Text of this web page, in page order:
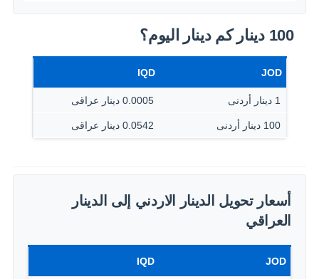
100 دينار كم دينار اليوم؟
JOD
IQD
1 دينار أردنى 0.0005 دينار عراقى
100 دينار أردنى 0.0542 دينار عراقى
أسعار تحويل الدينار الاردني إلى الدينار
العراقي
JOD
IQD